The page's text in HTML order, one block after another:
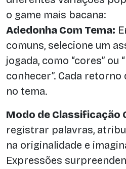
o game mais bacana:
Adedonha Com Tema:
comuns, selecione um
jogada, como “cores” ou
conhecer”. Cada retorno
no tema.
Modo de Classificação
registrar palavras,
na originalidade e
Expressões